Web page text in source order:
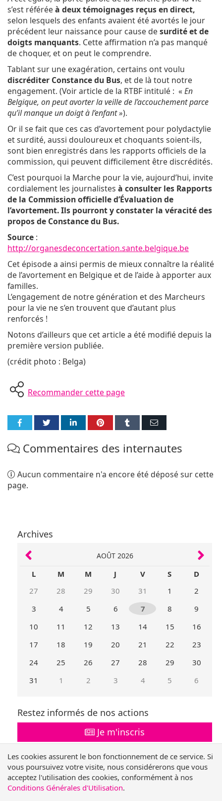
Les cookies assurent le bon fonctionnement de ce service. Si
vous poursuivez votre visite, nous considérerons que vous
acceptez l'utilisation des cookies, conformément à nos
Conditions Générales d'Utilisation.
s’est référée à deux témoignages reçus en direct,
selon lesquels des enfants avaient été avortés le jour
précédent leur naissance pour cause de surdité et de
doigts manquants. Cette affirmation n’a pas manqué
de choquer, et on peut le comprendre.
Tablant sur une exagération, certains ont voulu
discréditer Constance du Bus, et de là tout notre
engagement. (Voir article de la RTBF intitulé : «En
Belgique, on peut avorter la veille de l’accouchement parce
qu’il manque un doigt à l’enfant »).
Or il se fait que ces cas d’avortement pour polydactylie
et surdité, aussi douloureux et choquants soient-ils,
sont bien enregistrés dans les rapports officiels de la
commission, qui peuvent difficilement être discrédités.
C’est pourquoi la Marche pour la vie, aujourd’hui, invite
cordialement les journalistes à consulter les Rapports
de la Commission officielle d’Évaluation de
l’avortement. Ils pourront y constater la véracité des
propos de Constance du Bus.
Source :
http://organesdeconcertation.sante.belgique.be
Cet épisode a ainsi permis de mieux connaître la réalité
de l’avortement en Belgique et de l’aide à apporter aux
familles.
L’engagement de notre génération et des Marcheurs
pour la vie ne s’en trouvent que d’autant plus
renforcés !
Notons d’ailleurs que cet article a été modifié depuis la
première version publiée.
(crédit photo : Belga)
Recommander cette page
Partager
Facebook
Partager
Twitter
Partager
LinkedIn
Partager
Pinterest
Partager
Tumblr
Partager
E-
Commentaires des internautes
Aucun commentaire n'a encore été déposé sur cette
page.
Archives
AOÛT 2026
L M M J V S
D
27
28 29 30 31 1
2
3
4 5 6 7 8
9
10
11 12 13 14 15
16
17
18 19 20 21 22
23
24
25 26 27 28 29
30
31
1 2 3 4 5 6
précédent
suivant
Restez informés de nos actions
Je m'inscris
Suivez-nous !
NousNousNousNous